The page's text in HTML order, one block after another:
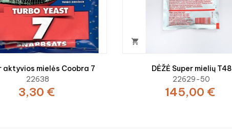
aktyvios mielės Coobra 7
22638
3,30 €

DĖŽĖ Super mielių T48
22629-50
145,00 €